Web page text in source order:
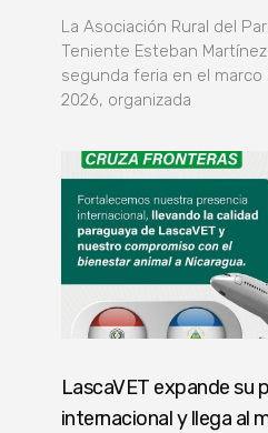
La Asociación Rural del
Teniente Esteban
segunda feria en el marco
2026, organizada
LascaVET expande su
internacional y llega al